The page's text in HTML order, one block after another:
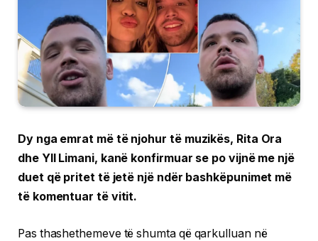
Dy nga emrat më të njohur të muzikës, Rita Ora
dhe Yll Limani, kanë konfirmuar se po vijnë me një
duet që pritet të jetë një ndër bashkëpunimet më
të komentuar të vitit.
Pas thashethemeve të shumta që qarkulluan në